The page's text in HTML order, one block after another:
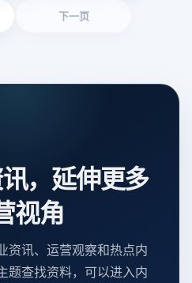
下一页
，延伸更多
视角
资讯、运营观察和热点内
题查找资料，可以进入内